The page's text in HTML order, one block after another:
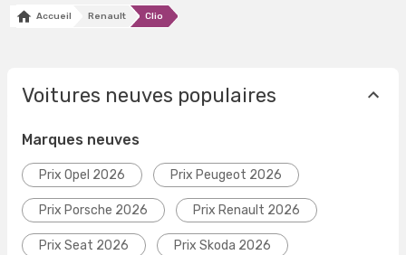
Accueil Renault Clio
Voitures neuves populaires
Marques neuves
Prix Opel 2026 Prix Peugeot 2026
Prix Porsche 2026 Prix Renault 2026
Prix Seat 2026 Prix Skoda 2026